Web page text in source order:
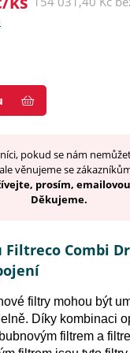
pokud se nám
věnujeme se
prosím,
Děkujeme.
Filtreco Combi
filtry mohou být
Díky kombinaci
filtrem a